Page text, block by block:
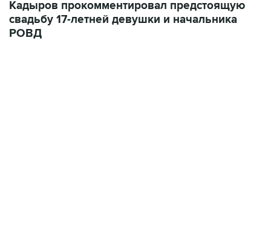
Кадыров прокомментировал предстоящую
свадьбу 17-летней девушки и начальника
РОВД